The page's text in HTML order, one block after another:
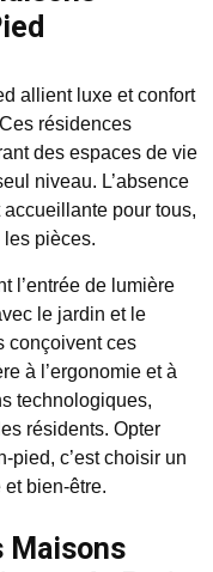
allient luxe et confort
résidences
des espaces de vie
niveau. L’absence
pour tous,
pièces.
l’entrée de lumière
le jardin et le
conçoivent ces
à l’ergonomie et à
technologiques,
résidents. Opter
pied, c’est choisir un
bien-être.
Maisons